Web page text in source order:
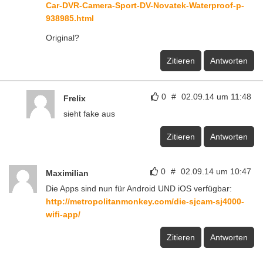
Car-DVR-Camera-Sport-DV-Novatek-Waterproof-p-
938985.html
Original?
Zitieren Antworten
0 # 02.09.14 um 11:48
Frelix
sieht fake aus
Zitieren Antworten
0 # 02.09.14 um 10:47
Maximilian
Die Apps sind nun für Android UND iOS verfügbar:
http://metropolitanmonkey.com/die-sjcam-sj4000-
wifi-app/
Zitieren Antworten